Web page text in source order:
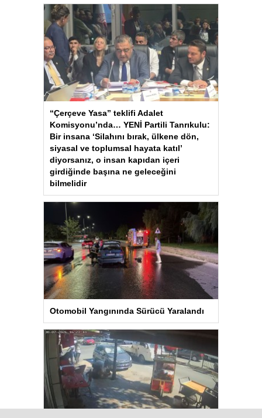
“Çerçeve Yasa” teklifi Adalet
Komisyonu’nda… YENİ Partili Tanrıkulu:
Bir insana ‘Silahını bırak, ülkene dön,
siyasal ve toplumsal hayata katıl’
diyorsanız, o insan kapıdan içeri
girdiğinde başına ne geleceğini
bilmelidir
Otomobil Yangınında Sürücü Yaralandı